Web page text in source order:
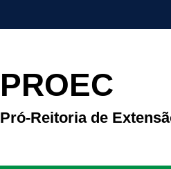
PROEC
Pró-Reitoria de